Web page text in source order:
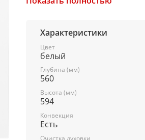
Гриль: есть
Конвекция: есть
Освещение: есть
Ветел: нет
Самоочистка: паровая
Режимы работы: 11
Принадлежности:
Характеристики
Цвет
белый
Глубина (мм)
560
Высота (мм)
594
Конвекция
Есть
Очистка духовки